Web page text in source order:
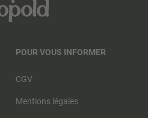
POUR VOUS INFORMER
CGV
Mentions légales